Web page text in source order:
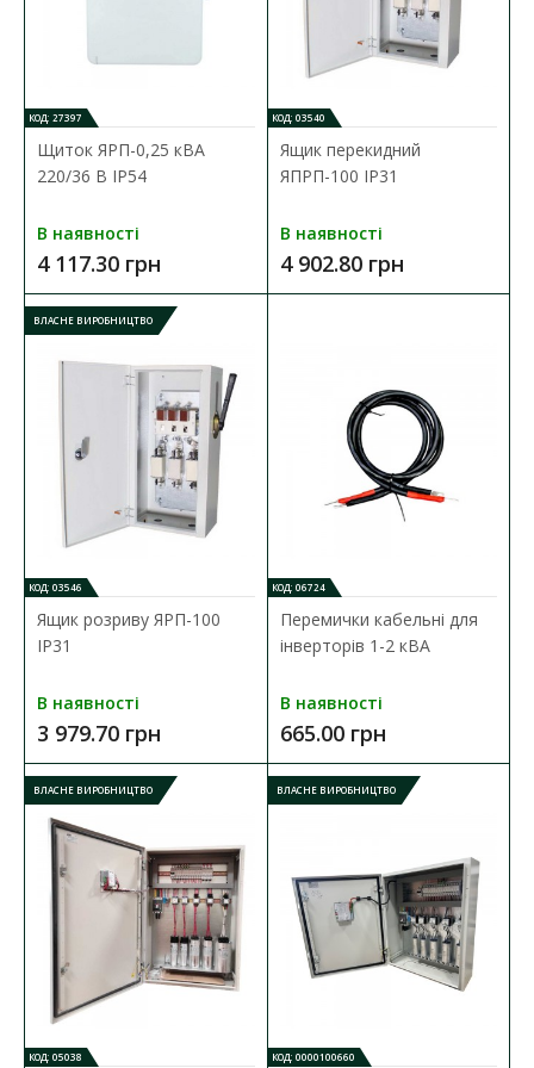
Щит ККУ-0,4 25кВАр ІР54
Наявність: В наявності
Установка компенсації реактивної потужності (УКРп)
комплектована автоматичним регулятором реакти..
53 346.00 грн
В порівняння
В закладки
КОД: 27397
Щиток ЯРП-0,25 кВА
220/36 В IP54
В наявності
4 117.30 грн
КОД: 03540
Ящик перекидний
ЯПРП-100 IP31
В наявності
4 902.80 грн
ВЛАСНЕ ВИРОБНИЦТВО
КОД: 03546
Ящик розриву ЯРП-100
IP31
В наявності
3 979.70 грн
КОД: 06724
Перемички кабельні для
інверторів 1-2 кВА
В наявності
665.00 грн
ВЛАСНЕ ВИРОБНИЦТВО
КОД: 05038
ВЛАСНЕ ВИРОБНИЦТВО
КОД: 0000100660